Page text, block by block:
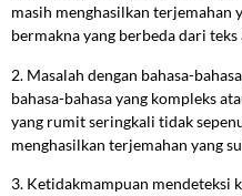
masih menghasilkan terjemahan
bermakna yang berbeda dari teks
2. Masalah dengan bahasa-
bahasa-bahasa yang kompleks
yang rumit seringkali tidak
menghasilkan terjemahan yang
3. Ketidakmampuan mendeteksi